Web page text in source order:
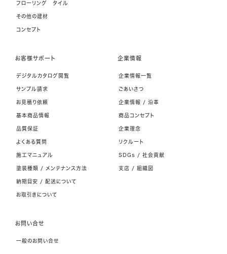
フローリング タイル
その他の建材
コンセプト
お客様サポート
デジタルカタログ閲覧
サンプル請求
お見積り依頼
基本商品情報
品質保証
よくある質問
施工マニュアル
塗装種類 / メンテナンス方法
納期目安 / 配送について
お取引きについて
企業情報
企業情報一覧
ごあいさつ
企業情報 / 沿革
商品コンセプト
企業理念
リクルート
SDGs / 社会貢献
支店 / 組織図
お問い合せ
一般のお問い合せ